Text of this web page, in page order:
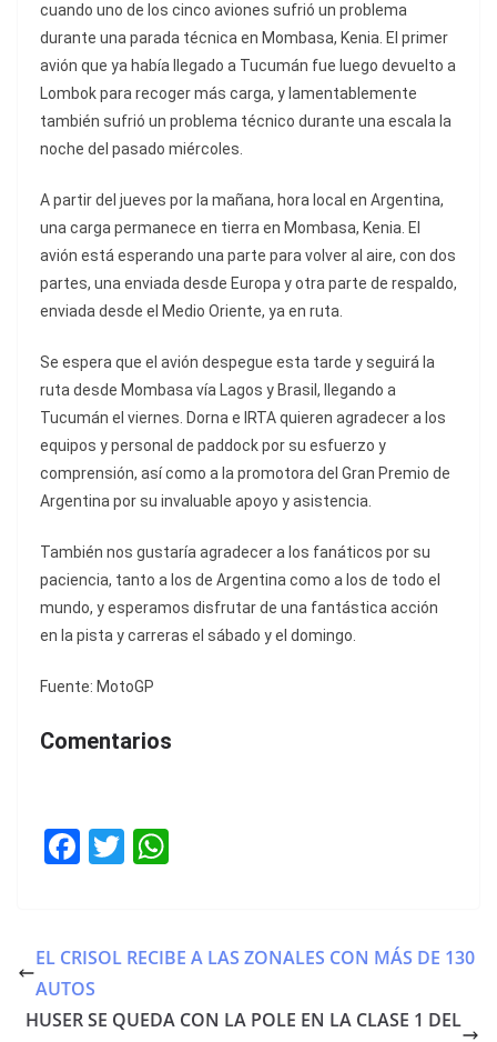
cuando uno de los cinco aviones sufrió un problema
durante una parada técnica en Mombasa, Kenia. El primer
avión que ya había llegado a Tucumán fue luego devuelto a
Lombok para recoger más carga, y lamentablemente
también sufrió un problema técnico durante una escala la
noche del pasado miércoles.
A partir del jueves por la mañana, hora local en Argentina,
una carga permanece en tierra en Mombasa, Kenia. El
avión está esperando una parte para volver al aire, con dos
partes, una enviada desde Europa y otra parte de respaldo,
enviada desde el Medio Oriente, ya en ruta.
Se espera que el avión despegue esta tarde y seguirá la
ruta desde Mombasa vía Lagos y Brasil, llegando a
Tucumán el viernes. Dorna e IRTA quieren agradecer a los
equipos y personal de paddock por su esfuerzo y
comprensión, así como a la promotora del Gran Premio de
Argentina por su invaluable apoyo y asistencia.
También nos gustaría agradecer a los fanáticos por su
paciencia, tanto a los de Argentina como a los de todo el
mundo, y esperamos disfrutar de una fantástica acción
en la pista y carreras el sábado y el domingo.
Fuente: MotoGP
Comentarios
F
e
b
o
T
er s
p
EL CRISOL RECIBE A LAS ZONALES CON MÁS DE 130
AUTOS
HUSER SE QUEDA CON LA POLE EN LA CLASE 1 DEL